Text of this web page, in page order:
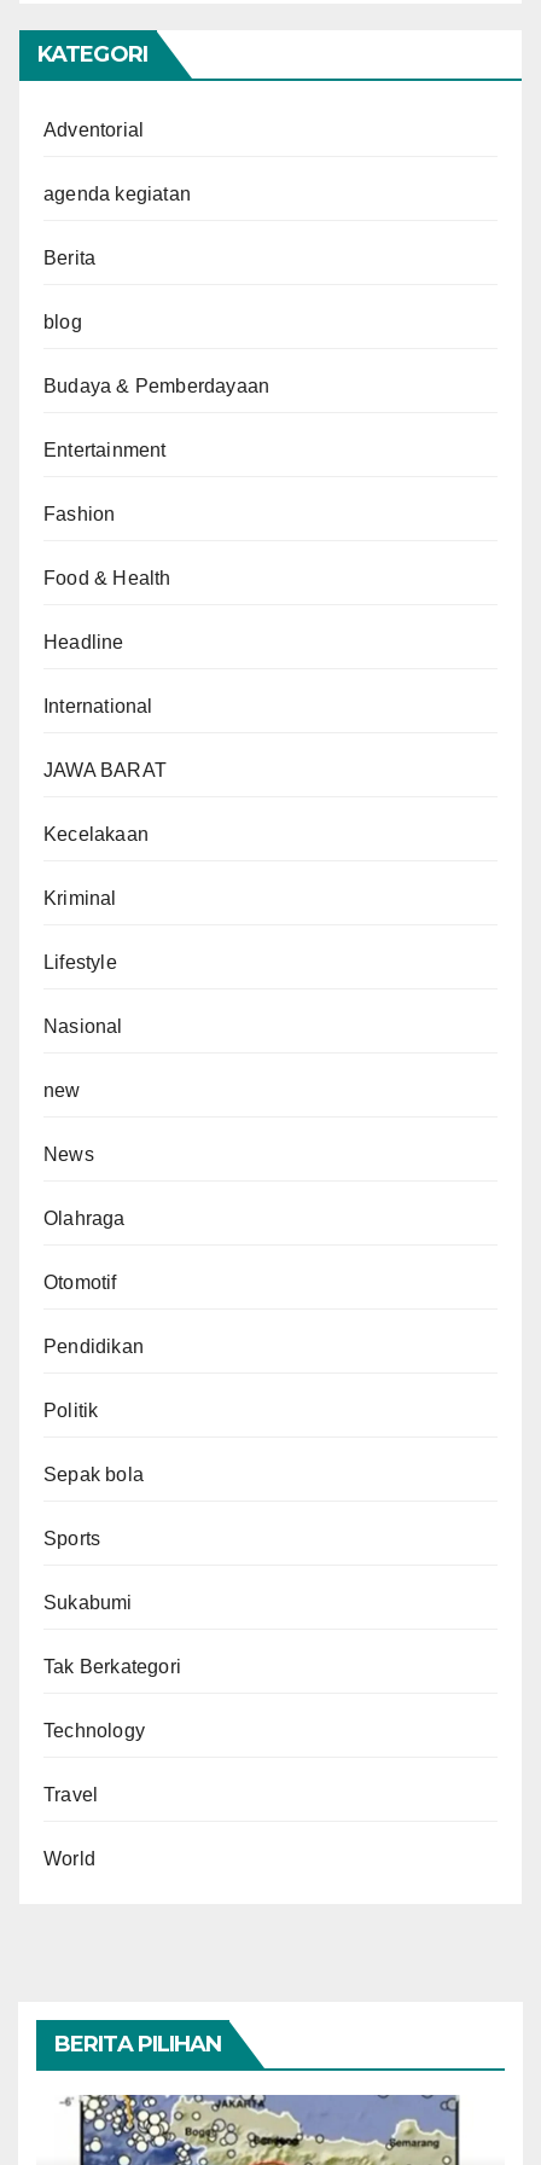
KATEGORI
Adventorial
agenda kegiatan
Berita
blog
Budaya & Pemberdayaan
Entertainment
Fashion
Food & Health
Headline
International
JAWA BARAT
Kecelakaan
Kriminal
Lifestyle
Nasional
new
News
Olahraga
Otomotif
Pendidikan
Politik
Sepak bola
Sports
Sukabumi
Tak Berkategori
Technology
Travel
World
BERITA PILIHAN